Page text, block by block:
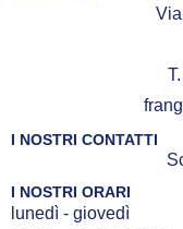
I NOSTRI CONTATTI
I NOSTRI ORARI
lunedì - giovedì